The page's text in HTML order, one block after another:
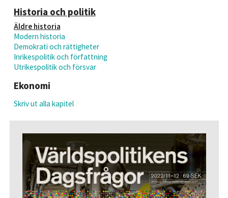
Historia och politik
Äldre historia
Modern historia
Demokrati och rättigheter
Inrikespolitik och författning
Utrikespolitik och försvar
Ekonomi
Skriv ut alla kapitel